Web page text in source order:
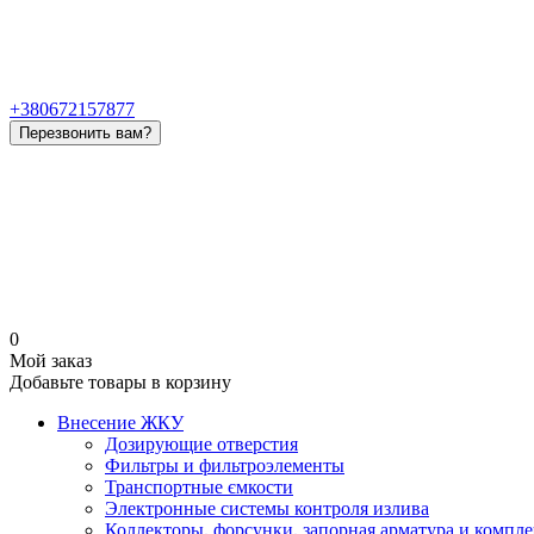
+380672157877
Перезвонить вам?
0
Мой заказ
Добавьте товары в корзину
Внесение ЖКУ
Дозирующие отверстия
Фильтры и фильтроэлементы
Транспортные ємкости
Электронные системы контроля излива
Коллекторы, форсунки, запорная арматура и